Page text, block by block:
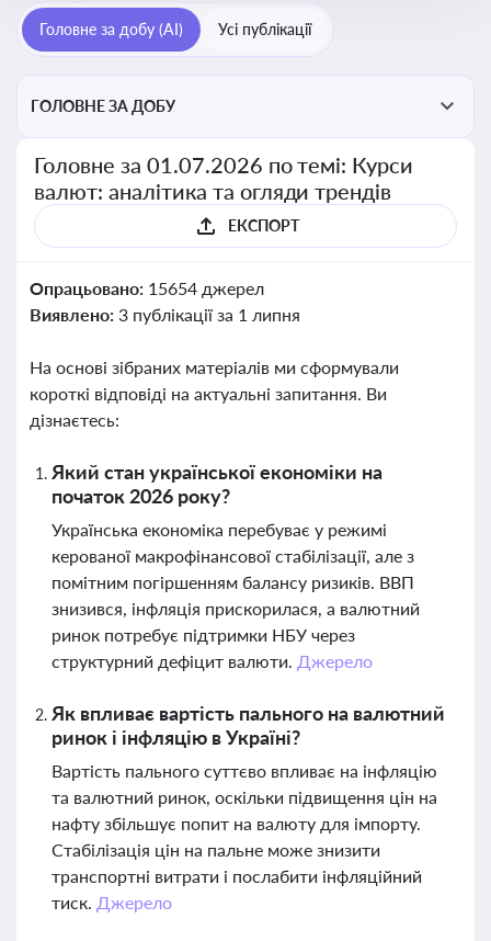
Головне за добу (AI) Усі публікації
ГОЛОВНЕ ЗА ДОБУ
Головне за 01.07.2026 по темі: Курси
валют: аналітика та огляди трендів
ЕКСПОРТ
Опрацьовано: 15654 джерел
Виявлено: 3 публікації за 1 липня
На основі зібраних матеріалів ми сформували
короткі відповіді на актуальні запитання. Ви
дізнаєтесь:
Який стан української економіки на
початок 2026 року?
Українська економіка перебуває у режимі
керованої макрофінансової стабілізації, але з
помітним погіршенням балансу ризиків. ВВП
знизився, інфляція прискорилася, а валютний
ринок потребує підтримки НБУ через
структурний дефіцит валюти. Джерело
Як впливає вартість пального на валютний
ринок і інфляцію в Україні?
Вартість пального суттєво впливає на інфляцію
та валютний ринок, оскільки підвищення цін на
нафту збільшує попит на валюту для імпорту.
Стабілізація цін на пальне може знизити
транспортні витрати і послабити інфляційний
тиск. Джерело